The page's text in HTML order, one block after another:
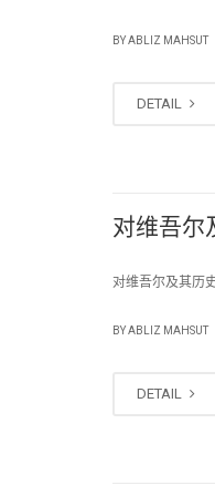
BYABLIZ MAHSUT
DETAIL
对维吾尔
对维吾尔及其
BYABLIZ MAHSUT
DETAIL